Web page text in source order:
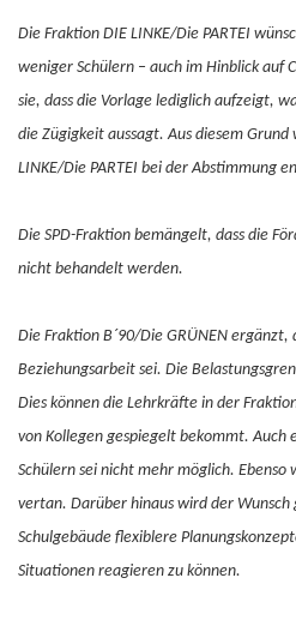
Die Fraktion DIE LINKE/Die PARTEI
weniger Schülern – auch im Hinblick auf
sie, dass die Vorlage lediglich aufzeigt,
die Zügigkeit aussagt. Aus diesem Grund
LINKE/Die PARTEI bei der Abstimmung
Die SPD-Fraktion bemängelt, dass die
nicht behandelt werden.
Die Fraktion B´90/Die GRÜNEN ergänzt,
Beziehungsarbeit sei. Die
Dies können die Lehrkräfte in der
von Kollegen gespiegelt bekommt. Auch
Schülern sei nicht mehr möglich.
vertan. Darüber hinaus wird der Wunsch
Schulgebäude flexiblere
Situationen reagieren zu können.